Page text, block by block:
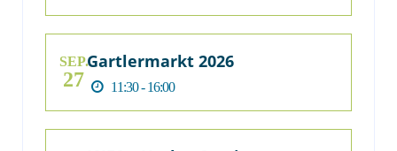
SEP.
27
Gartlermarkt 2026
11:30 - 16:00